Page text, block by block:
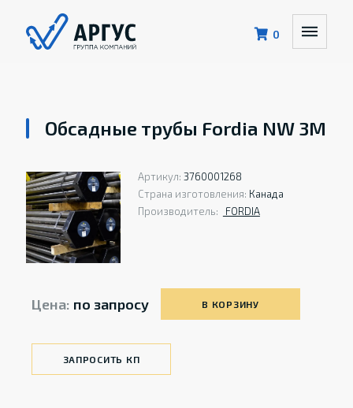
0
Обсадные трубы Fordia NW 3M
Артикул: 3760001268
Страна изготовления: Канада
Производитель:
FORDIA
Цена: по запросу В КОРЗИНУ
ЗАПРОСИТЬ КП